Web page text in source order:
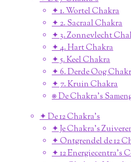
✦ 1. Wortel Chakra
✦ 2. Sacraal Chakra
✦ 3. Zonnevlecht
✦ 4. Hart Chakra
✦ 5. Keel Chakra
✦ 6. Derde Oog
✦ 7. Kruin Chakra
⎈ De Chakra's
✦ De 12 Chakra's
✦ Je Chakra's
✦ Ontgrendel de 12
✦ 12 Energiecentra's